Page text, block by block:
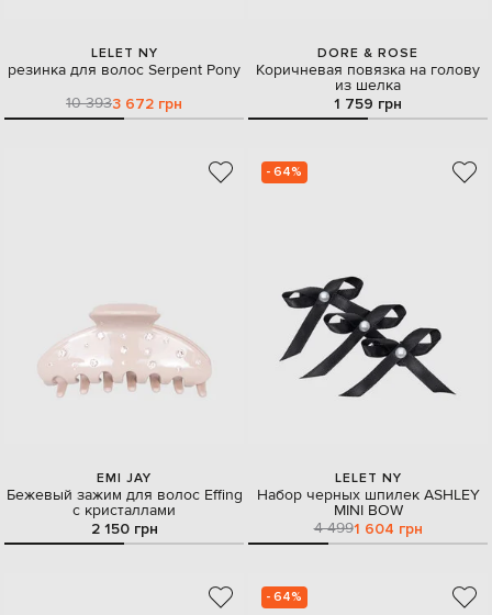
LELET NY
резинка для волос Serpent Pony
10 3933 672 грн
DORE & ROSE
Коричневая повязка на голову
из шелка
1 759 грн
EMI JAY
Бежевый зажим для волос Effing
с кристаллами
2 150 грн
- 64%
LELET NY
Набор черных шпилек ASHLEY
MINI BOW
4 4991 604 грн
- 64%